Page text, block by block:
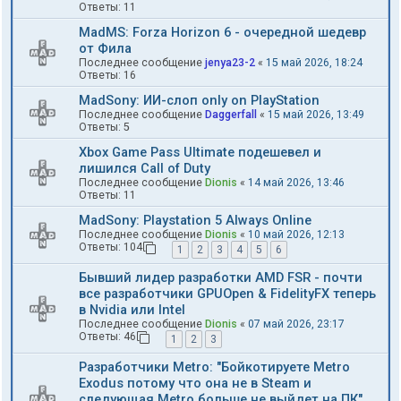
Ответы: 11
MadMS: Forza Horizon 6 - очередной шедевр
от Фила
Последнее сообщение jenya23-2 « 15 май 2026, 18:24
Ответы: 16
MadSony: ИИ-слоп only on PlayStation
Последнее сообщение Daggerfall « 15 май 2026, 13:49
Ответы: 5
Xbox Game Pass Ultimate подешевел и
лишился Call of Duty
Последнее сообщение Dionis « 14 май 2026, 13:46
Ответы: 11
MadSony: Playstation 5 Always Online
Последнее сообщение Dionis « 10 май 2026, 12:13
Ответы: 104 1 2 3 4 5 6
Бывший лидер разработки AMD FSR - почти
все разработчики GPUOpen & FidelityFX теперь
в Nvidia или Intel
Последнее сообщение Dionis « 07 май 2026, 23:17
Ответы: 46 1 2 3
Разработчики Metro: "Бойкотируете Metro
Exodus потому что она не в Steam и